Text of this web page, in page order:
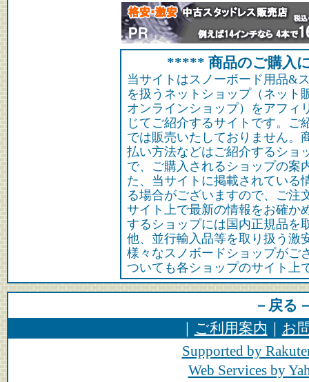
***** 商品のご購入
当サイトはスノーボード用品&
を扱うネットショップ（ネット
オンラインショップ）をアフィ
じてご紹介するサイトです。ご
では販売いたしておりません。
払い方法などはご紹介するショ
で、ご購入されるショップの案
た、当サイトに掲載されている
る場合がございますので、ご注
サイト上で最新の情報をお確か
するショップには国内正規品を
他、並行輸入品等を取り扱う激
様々なスノボードショップがご
ついても各ショップのサイト上
－戻る
｜ ご利用案内 ｜ お
Supported by
Web Services by